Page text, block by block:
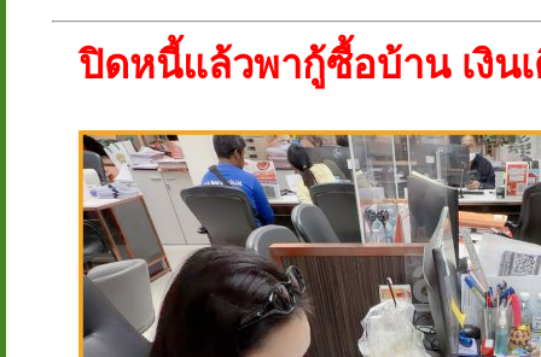
ปิดหนี้แล้วพากู้ซื้อบ้าน เงิน